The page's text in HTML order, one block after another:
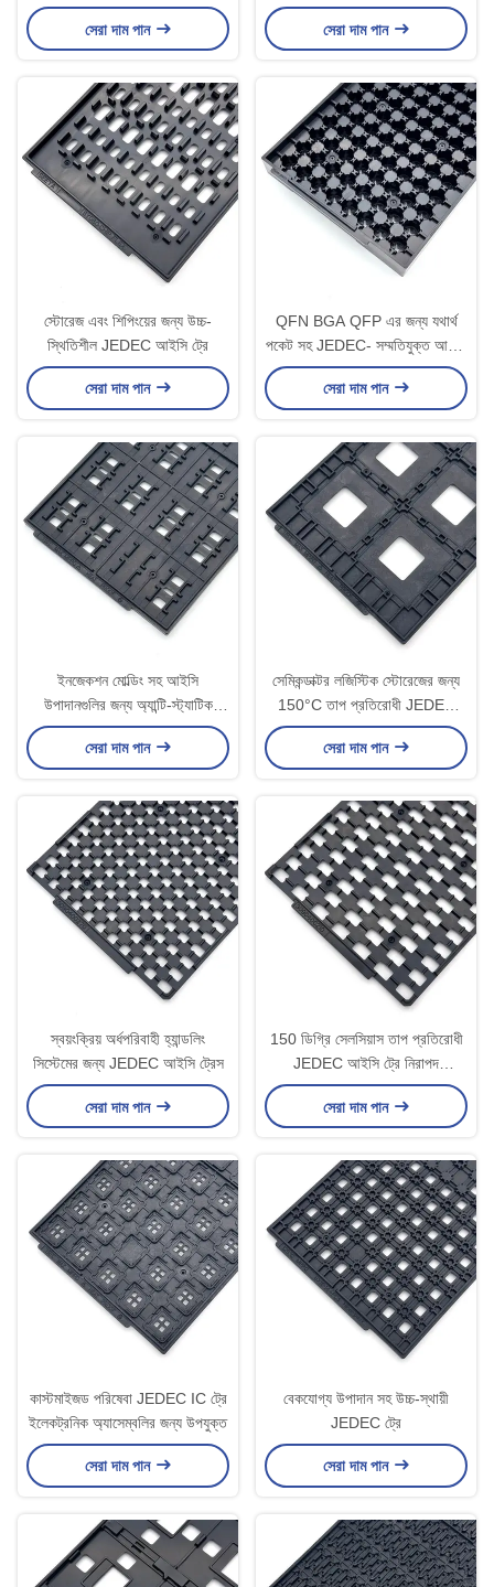
আইসি ট্রে
সেরা দাম পান
সেরা দাম পান
স্টোরেজ এবং শিপিংয়ের জন্য উচ্চ-
স্থিতিশীল JEDEC আইসি ট্রে
সেরা দাম পান
QFN BGA QFP এর জন্য যথার্থ
পকেট সহ JEDEC- সম্মতিযুক্ত আইসি
ট্রে
সেরা দাম পান
ইনজেকশন মোল্ডিং সহ আইসি
উপাদানগুলির জন্য অ্যান্টি-স্ট্যাটিক
জেডিইসি ম্যাট্রিক্স ট্রে
সেরা দাম পান
সেমিকন্ডাক্টর লজিস্টিক স্টোরেজের জন্য
150°C তাপ প্রতিরোধী JEDEC
আইসি ট্রে
সেরা দাম পান
স্বয়ংক্রিয় অর্ধপরিবাহী হ্যান্ডলিং
সিস্টেমের জন্য JEDEC আইসি ট্রেস
সেরা দাম পান
150 ডিগ্রি সেলসিয়াস তাপ প্রতিরোধী
JEDEC আইসি ট্রে নিরাপদ
অর্ধপরিবাহী পরিবহন জন্য বিভিন্ন ক্ষমতা
সঙ্গে
সেরা দাম পান
কাস্টমাইজড পরিষেবা JEDEC IC ট্রে
ইলেকট্রনিক অ্যাসেম্বলির জন্য উপযুক্ত
সেরা দাম পান
বেকযোগ্য উপাদান সহ উচ্চ-স্থায়ী
JEDEC ট্রে
সেরা দাম পান